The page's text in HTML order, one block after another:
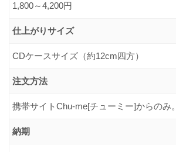
1,800～4,200円
仕上がりサイズ
CDケースサイズ（約12cm四方）
注文方法
携帯サイトChu-me[チューミー]からのみ。
納期